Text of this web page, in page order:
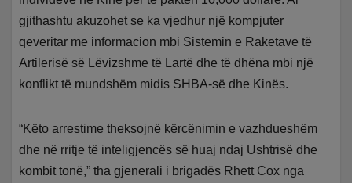
gjithashtu akuzohet se ka vjedhur një kompjuter
qeveritar me informacion mbi Sistemin e Raketave të
Artilerisë së Lëvizshme të Lartë dhe të dhëna mbi një
konflikt të mundshëm midis SHBA-së dhe Kinës.
“Këto arrestime theksojnë kërcënimin e vazhdueshëm
dhe në rritje të inteligjencës së huaj ndaj Ushtrisë dhe
kombit tonë,” tha gjenerali i brigadës Rhett Cox nga